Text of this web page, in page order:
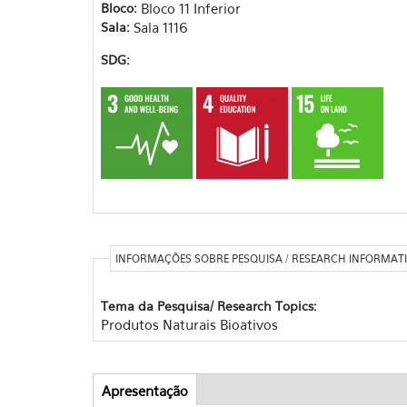
Bloco: Bloco 11 Inferior
Sala: Sala 1116
SDG:
INFORMAÇÕES SOBRE PESQUISA / RESEARCH
Tema da Pesquisa/ Research Topics:
Produtos Naturais Bioativos
Apresentação